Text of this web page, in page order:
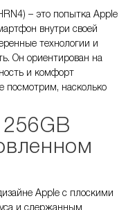
– это попытка Apple
внутри своей
технологии и
Он ориентирован на
и комфорт
посмотрим, насколько
Apple с плоскими
и сдержанным